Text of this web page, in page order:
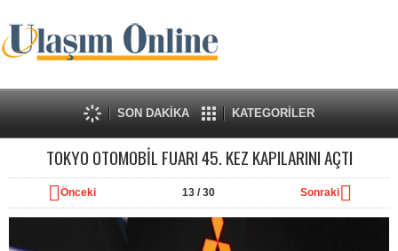
SON DAKİKA KATEGORİLER
TOKYO OTOMOBİL FUARI 45. KEZ KAPILARINI AÇTI
Önceki 13 / 30 Sonraki